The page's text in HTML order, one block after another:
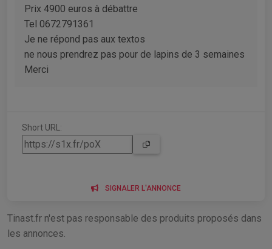
Prix 4900 euros à débattre
Tel 0672791361
Je ne répond pas aux textos
ne nous prendrez pas pour de lapins de 3 semaines
Merci
Short URL:
SIGNALER L'ANNONCE
Tinast.fr n'est pas responsable des produits proposés dans
les annonces.